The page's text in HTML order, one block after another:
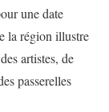
une date
la région illustre
artistes, de
passerelles